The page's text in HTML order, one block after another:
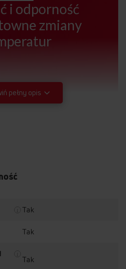
i odporność
zmiany
pełny opis
Tak
Tak
Tak